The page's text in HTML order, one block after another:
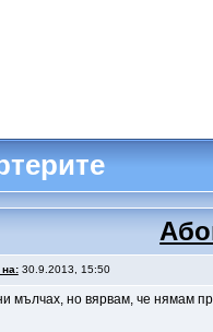
на:30.9.2013, 15:50
мълчах, но вярвам, че нямам